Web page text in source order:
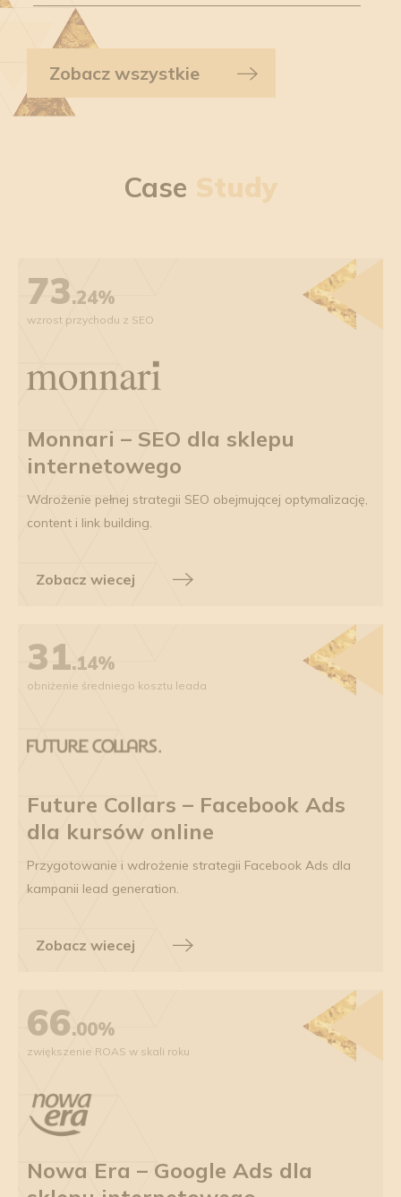
Zobacz wszystkie
Case Study
73.24%
wzrost przychodu z SEO
Monnari – SEO dla sklepu
internetowego
Wdrożenie pełnej strategii SEO obejmującej optymalizację,
content i link building.
Zobacz wiecej
31.14%
obniżenie średniego kosztu leada
Future Collars – Facebook Ads
dla kursów online
Przygotowanie i wdrożenie strategii Facebook Ads dla
kampanii lead generation.
Zobacz wiecej
66.00%
zwiększenie ROAS w skali roku
Nowa Era – Google Ads dla